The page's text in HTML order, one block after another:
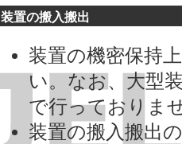
装置の搬入搬出
装置の機密保持
い。なお、大型
で行っておりま
装置の搬入搬出